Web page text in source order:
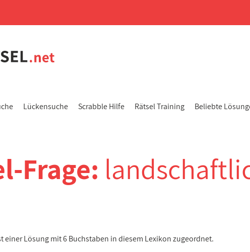
Lückensuche Scrabble Hilfe Rätsel Training Beliebte
Frage:
einer Lösung mit 6 Buchstaben in diesem Lexikon zugeordnet.